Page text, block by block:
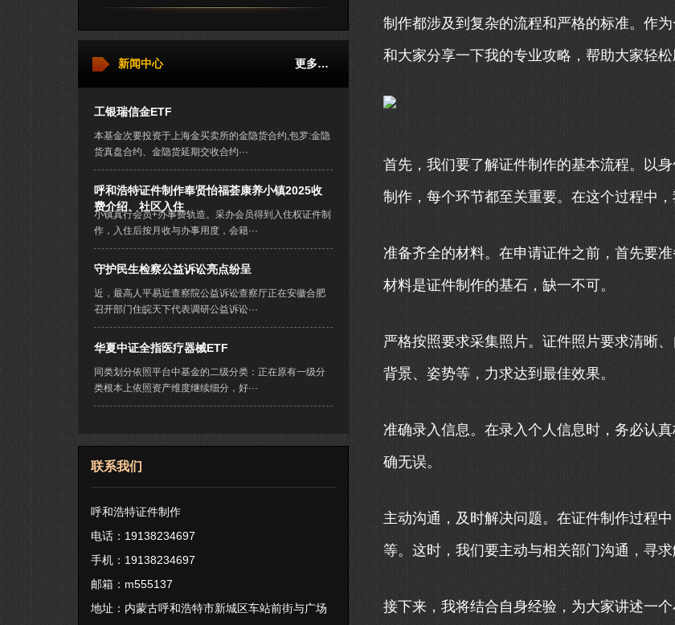
更多…
新闻中心
工银瑞信金ETF
本基金次要投资于上海金买卖所的金隐货合约,包罗:金隐
货真盘合约、金隐货延期交收合约···
呼和浩特证件制作奉贤怡福荟康养小镇2025收
费介绍、社区入住
小镇真行会员+办事费轨造。采办会员得到入住权证件制
作，入住后按月收与办事用度，会籍···
守护民生检察公益诉讼亮点纷呈
近，最高人平易近查察院公益诉讼查察厅正在安徽合肥
召开部门住皖天下代表调研公益诉讼···
华夏中证全指医疗器械ETF
同类划分依照平台中基金的二级分类：正在原有一级分
类根本上依照资产维度继续细分，好···
联系我们
呼和浩特证件制作
电话：19138234697
手机：19138234697
邮箱：m555137
地址：内蒙古呼和浩特市新城区车站前街与广场
制作都涉及到复杂的流程和严格的标准。作
和大家分享一下我的专业攻略，帮助大家轻
首先，我们要了解证件制作的基本流程。以
制作，每个环节都至关重要。在这个过程中，
准备齐全的材料。在申请证件之前，首先要
材料是证件制作的基石，缺一不可。
严格按照要求采集照片。证件照片要求清晰
背景、姿势等，力求达到最佳效果。
准确录入信息。在录入个人信息时，务必认
确无误。
主动沟通，及时解决问题。在证件制作过程
等。这时，我们要主动与相关部门沟通，寻求
接下来，我将结合自身经验，为大家讲述一个